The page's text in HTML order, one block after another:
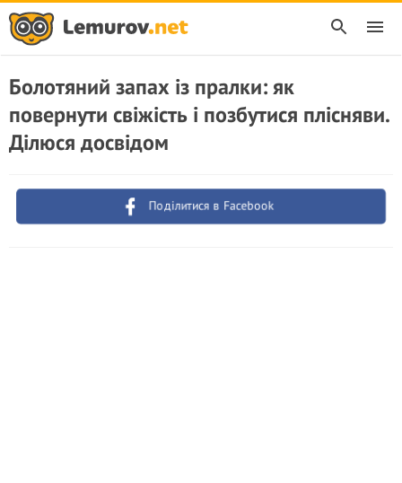
Болотяний запах із пралки: як
повернути свіжість і позбутися плісняви.
Ділюся досвідом
Поділитися в Facebook